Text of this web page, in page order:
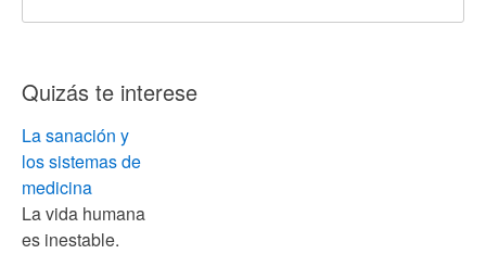
Quizás te interese
La sanación y
los sistemas de
medicina
La vida humana
es inestable.